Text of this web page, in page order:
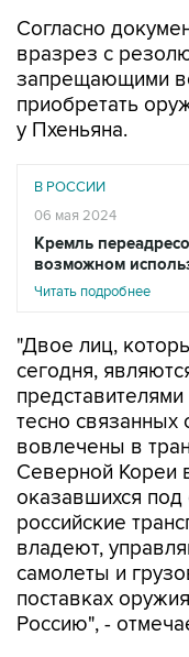
Согласно
вразрез с
запрещающими
приобретать
у Пхеньяна.
В РОССИИ
06 мая 2024
Кремль
возможном
Читать подробнее
"Двое лиц,
сегодня,
тесно
вовлечены в
Северной Кореи
оказавшихся под
российские
владеют,
самолеты и
поставках
Россию", -